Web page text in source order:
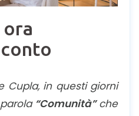
ora
Cupla, in questi giorni
“Comunità”che